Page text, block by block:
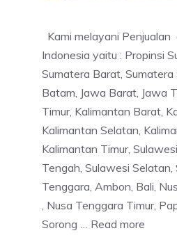
Kami melayani
Indonesia yaitu : Propinsi
Sumatera Barat, Sumatera
Batam, Jawa Barat, Jawa
Timur, Kalimantan Barat,
Kalimantan Selatan,
Kalimantan Timur,
Tengah, Sulawesi Selatan,
Tenggara, Ambon, Bali,
, Nusa Tenggara Timur,
Sorong … Read more